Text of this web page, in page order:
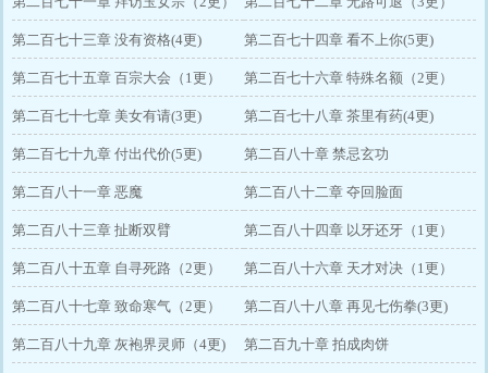
第二百七十三章 没有资格(4更) 第二百七十四章 看不上你(5更)
第二百七十五章 百宗大会（1更） 第二百七十六章 特殊名额（2更）
第二百七十七章 美女有请(3更) 第二百七十八章 茶里有药(4更)
第二百七十九章 付出代价(5更) 第二百八十章 禁忌玄功
第二百八十一章 恶魔 第二百八十二章 夺回脸面
第二百八十三章 扯断双臂 第二百八十四章 以牙还牙（1更）
第二百八十五章 自寻死路（2更） 第二百八十六章 天才对决（1更）
第二百八十七章 致命寒气（2更） 第二百八十八章 再见七伤拳(3更)
第二百八十九章 灰袍界灵师（4更) 第二百九十章 拍成肉饼